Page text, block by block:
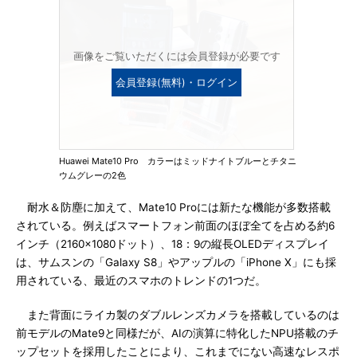
画像をご覧いただくには会員登録が必要です
会員登録(無料)・ログイン
Huawei Mate10 Pro カラーはミッドナイトブルーとチタニ
ウムグレーの2色
耐水＆防塵に加えて、Mate10 Proには新たな機能が多数搭載
されている。例えばスマートフォン前面のほぼ全てを占める約6
インチ（2160×1080ドット）、18：9の縦長OLEDディスプレイ
は、サムスンの「Galaxy S8」やアップルの「iPhone X」にも採
用されている、最近のスマホのトレンドの1つだ。
また背面にライカ製のダブルレンズカメラを搭載しているのは
前モデルのMate9と同様だが、AIの演算に特化したNPU搭載のチ
ップセットを採用したことにより、これまでにない高速なレスポ